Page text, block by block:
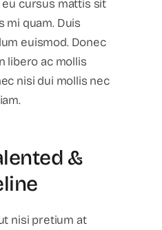
cursus mattis sit
mi quam. Duis
euismod. Donec
libero ac mollis
nisi dui mollis nec
&
nisi pretium at